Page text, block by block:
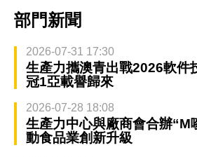
部門新聞
2026-07-31 17:30
生產力攜澳青出戰2026軟件
冠1亞載譽歸來
2026-07-28 18:08
生產力中心與廠商會合辦“M
動食品業創新升級